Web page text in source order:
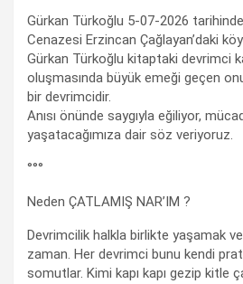
Gürkan Türkoğlu 5-07-2026
Cenazesi Erzincan Çağlayan’daki
Gürkan Türkoğlu kitaptaki devrimci
oluşmasında büyük emeği geçen
bir devrimcidir.
Anısı önünde saygıyla eğiliyor,
yaşatacağımıza dair söz veriyoruz.
°°°
Neden ÇATLAMIŞ NAR’IM ?
Devrimcilik halkla birlikte yaşamak
zaman. Her devrimci bunu kendi
somutlar. Kimi kapı kapı gezip kitle